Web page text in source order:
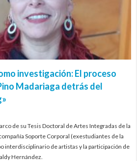
investigación: El proceso
Madariaga detrás del
de su Tesis Doctoral de Artes Integradas de la
Soporte Corporal (exestudiantes de la
interdisciplinario de artistas y la participación de
Hernández.